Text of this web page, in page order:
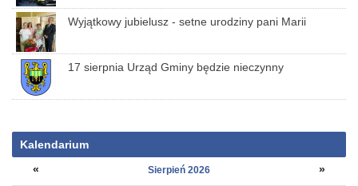
Wyjątkowy jubielusz - setne urodziny pani Marii
17 sierpnia Urząd Gminy będzie nieczynny
Kalendarium
«
Sierpień 2026
»